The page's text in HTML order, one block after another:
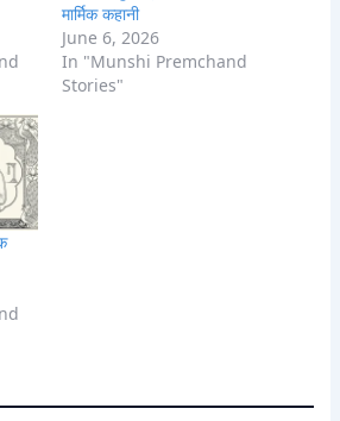
मार्मिक कहानी
June 6, 2026
In "Munshi Premchand
Stories"